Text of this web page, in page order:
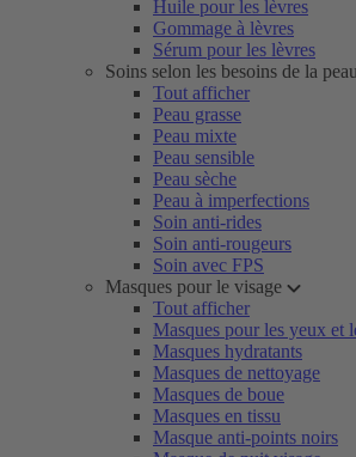
Huile pour les lèvres
Gommage à lèvres
Sérum pour les lèvres
Soins selon les besoins de la
Tout afficher
Peau grasse
Peau mixte
Peau sensible
Peau sèche
Peau à imperfections
Soin anti-rides
Soin anti-rougeurs
Soin avec FPS
Masques pour le visage
Tout afficher
Masques pour les yeux et
Masques hydratants
Masques de nettoyage
Masques de boue
Masques en tissu
Masque anti-points noirs